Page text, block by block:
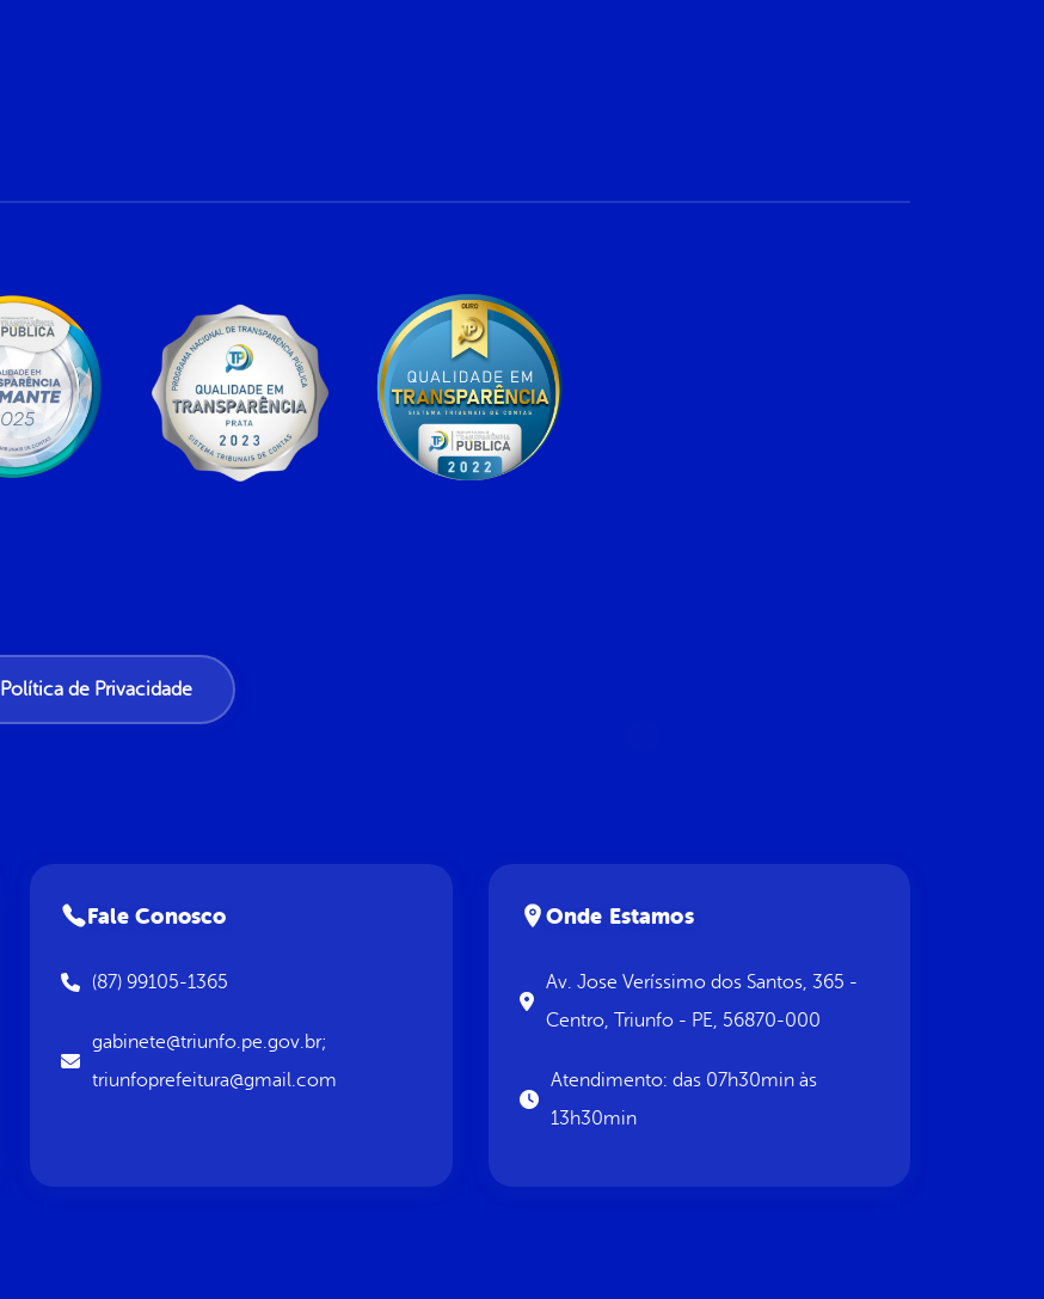
Política de Privacidade
Fale Conosco
(87) 99105-1365
gabinete@triunfo.pe.gov.br;
triunfoprefeitura@gmail.com
Onde Estamos
Av. Jose Veríssimo dos Santos, 365 -
Centro, Triunfo - PE, 56870-000
Atendimento: das 07h30min às
13h30min